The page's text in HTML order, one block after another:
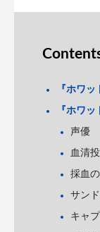
『ホワ
『ホワ
声優
血清
採血
サン
キャ